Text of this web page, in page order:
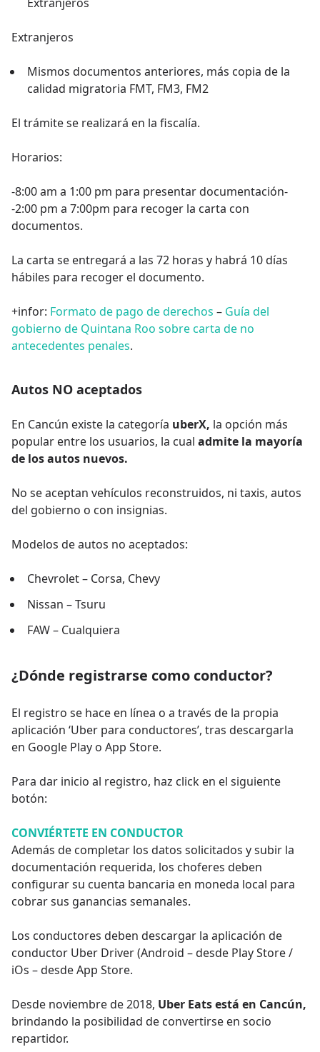
Extranjeros
Mismos documentos anteriores, más copia de la
calidad migratoria FMT, FM3, FM2
El trámite se realizará en la fiscalía.
Horarios:
-8:00 am a 1:00 pm para presentar documentación-
-2:00 pm a 7:00pm para recoger la carta con
documentos.
La carta se entregará a las 72 horas y habrá 10 días
hábiles para recoger el documento.
+infor: Formato de pago de derechos – Guía del
gobierno de Quintana Roo sobre carta de no
antecedentes penales.
Autos NO aceptados
En Cancún existe la categoría uberX, la opción más
popular entre los usuarios, la cual admite la mayoría
de los autos nuevos.
No se aceptan vehículos reconstruidos, ni taxis, autos
del gobierno o con insignias.
Modelos de autos no aceptados:
Chevrolet – Corsa, Chevy
Nissan – Tsuru
FAW – Cualquiera
¿Dónde registrarse como conductor?
El registro se hace en línea o a través de la propia
aplicación ‘Uber para conductores’, tras descargarla
en Google Play o App Store.
Para dar inicio al registro, haz click en el siguiente
botón:
CONVIÉRTETE EN CONDUCTOR
Además de completar los datos solicitados y subir la
documentación requerida, los choferes deben
configurar su cuenta bancaria en moneda local para
cobrar sus ganancias semanales.
Los conductores deben descargar la aplicación de
conductor Uber Driver (Android – desde Play Store /
iOs – desde App Store.
Desde noviembre de 2018, Uber Eats está en Cancún,
brindando la posibilidad de convertirse en socio
repartidor.